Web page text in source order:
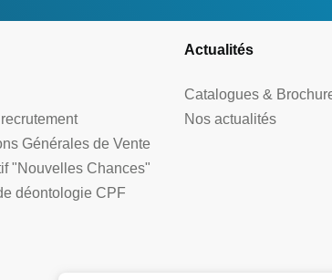
Générales de Vente
"Nouvelles Chances"
déontologie CPF
Actualités
Catalogues &
Nos actualités